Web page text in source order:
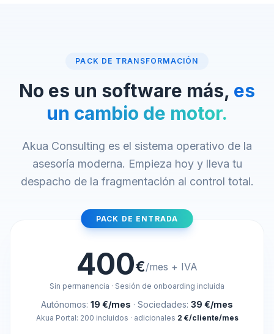
PACK DE TRANSFORMACIÓN
No es un software más, es
un cambio de motor.
Akua Consulting es el sistema operativo de la
asesoría moderna. Empieza hoy y lleva tu
despacho de la fragmentación al control total.
PACK DE ENTRADA
400€/mes + IVA
Sin permanencia · Sesión de onboarding incluida
Autónomos: 19 €/mes · Sociedades: 39 €/mes
Akua Portal: 200 incluidos · adicionales 2 €/cliente/mes